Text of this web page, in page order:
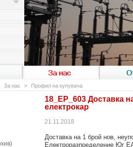
За нас
За нас > Профил на купувача
18_EP_603 Доставка
електрокар
21.11.2018
Доставка на 1 брой нов,
Електроразпределение Юг